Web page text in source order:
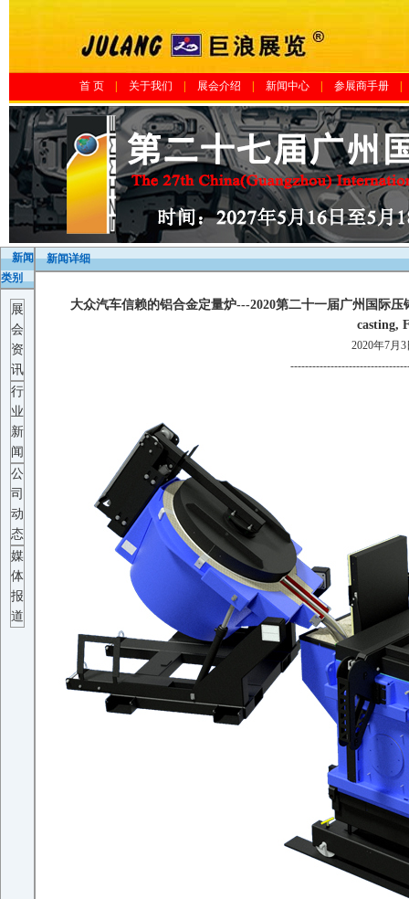
首 页 关于我们 展会介绍 新闻中心 参展商手册
新闻
类别
展
会
资
讯
行
业
新
闻
公
司
动
态
媒
体
报
道
新闻详细
大众汽车信赖的铝合金定量炉---2020第二十一届广州国际
casting,
2020年7月